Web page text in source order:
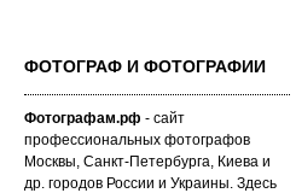
ФОТОГРАФ И ФОТОГРАФИИ
Фотографам.рф - сайт
профессиональных фотографов
Москвы, Санкт-Петербурга, Киева и
др. городов России и Украины. Здесь